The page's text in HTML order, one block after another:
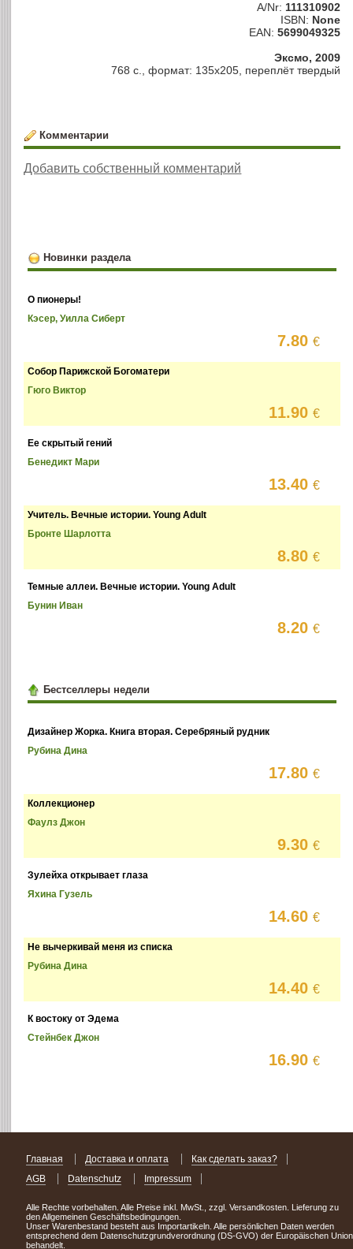
A/Nr: 111310902
ISBN: None
EAN: 5699049325
Эксмо, 2009
768 с., формат: 135х205, переплёт твердый
Комментарии
Добавить собственный комментарий
Новинки раздела
О пионеры!
Кэсер, Уилла Сиберт
7.80€
Собор Парижской Богоматери
Гюго Виктор
11.90€
Ее скрытый гений
Бенедикт Мари
13.40€
Учитель. Вечные истории. Young Adult
Бронте Шарлотта
8.80€
Темные аллеи. Вечные истории. Young Adult
Бунин Иван
8.20€
Бестселлеры недели
Дизайнер Жорка. Книга вторая. Серебряный рудник
Рубина Дина
17.80€
Коллекционер
Фаулз Джон
9.30€
Зулейха открывает глаза
Яхина Гузель
14.60€
Не вычеркивай меня из списка
Рубина Дина
14.40€
К востоку от Эдема
Стейнбек Джон
16.90€
Главная Доставка и оплата
Как сделать заказ?
AGB
Datenschutz Impressum
Alle Rechte vorbehalten. Alle Preise inkl. MwSt., zzgl. Versandkosten. Lieferung zu
den Allgemeinen Geschäftsbedingungen.
Unser Warenbestand besteht aus Importartikeln. Alle persönlichen Daten werden
entsprechend dem Datenschutzgrundverordnung (DS-GVO) der Europäischen Union
behandelt.